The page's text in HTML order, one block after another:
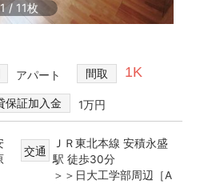
1/ 11
アパート 間取 1K
保証加入金 1万円
交通
ＪＲ東北本線 安積永盛
駅 徒歩30分
＞＞日大工学部周辺［A